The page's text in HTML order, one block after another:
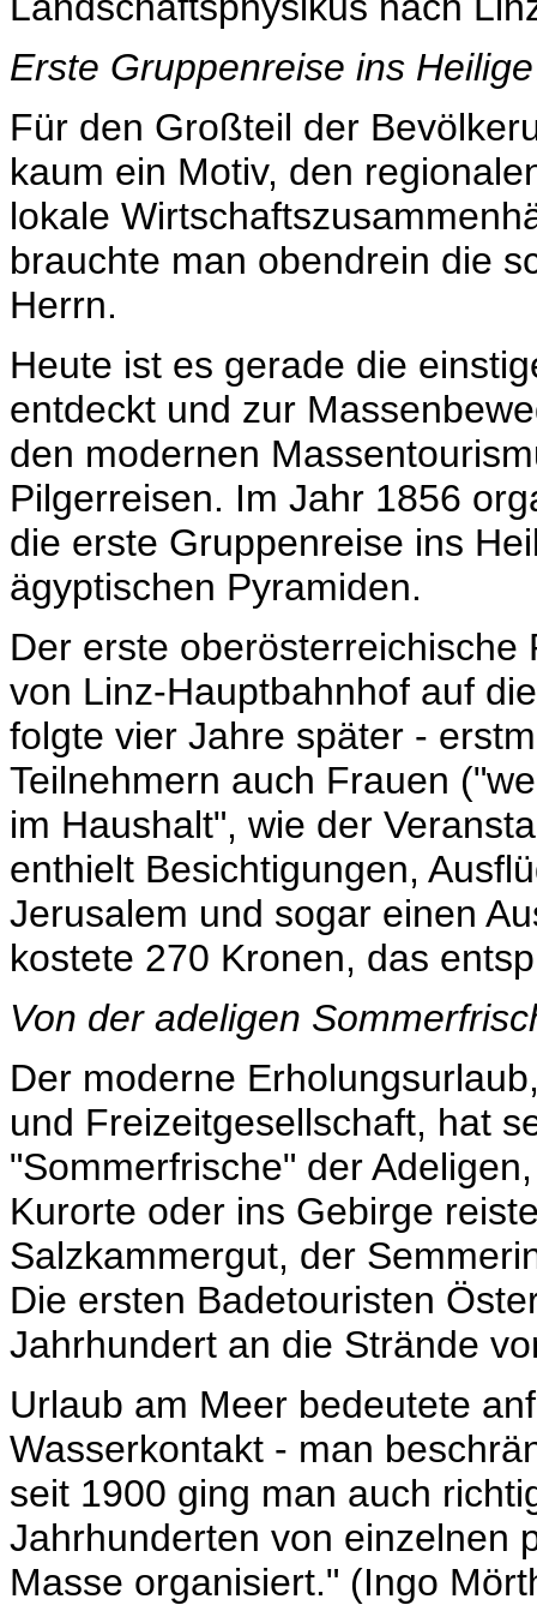
Erste Gruppenreise ins
Für den Großteil der
kaum ein Motiv, den
lokale
brauchte man obendrein die
Herrn.
Heute ist es gerade die
entdeckt und zur
den modernen
Pilgerreisen. Im Jahr 1856
die erste Gruppenreise ins
ägyptischen Pyramiden.
Der erste
von Linz-Hauptbahnhof auf
folgte vier Jahre später -
Teilnehmern auch Frauen
im Haushalt", wie der
enthielt Besichtigungen,
Jerusalem und sogar einen
kostete 270 Kronen, das
Von der adeligen
Der moderne
und Freizeitgesellschaft, hat
"Sommerfrische" der
Kurorte oder ins Gebirge
Salzkammergut, der
Die ersten Badetouristen
Jahrhundert an die Strände
Urlaub am Meer bedeutete
Wasserkontakt - man
seit 1900 ging man auch
Jahrhunderten von einzelnen
Masse organisiert." (Ingo